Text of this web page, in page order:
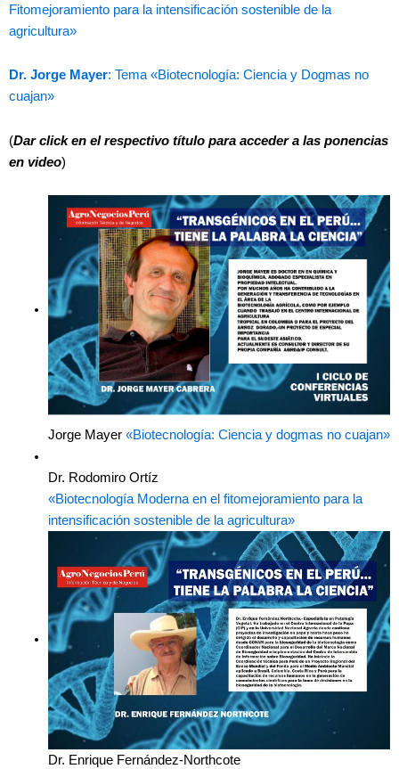
Fitomejoramiento para la intensificación sostenible de la
agricultura»
Dr. Jorge Mayer: Tema «Biotecnología: Ciencia y Dogmas no
cuajan»
(Dar click en el respectivo título para acceder a las ponencias
en video)
Jorge Mayer «Biotecnología: Ciencia y dogmas no cuajan»
Dr. Rodomiro Ortíz
«Biotecnología Moderna en el fitomejoramiento para la
intensificación sostenible de la agricultura»
Dr. Enrique Fernández-Northcote